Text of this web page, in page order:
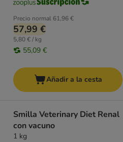
Precio normal 61,96 €
57,99 €
5,80 € / kg
55,09 €
Añadir a la cesta
Smilla Veterinary Diet Renal
con vacuno
1 kg